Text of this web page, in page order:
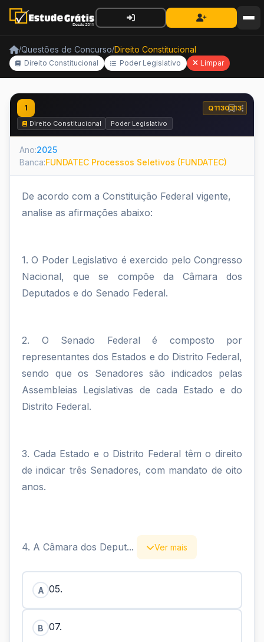
/Questões de Concurso/Direito Constitucional
Direito Constitucional Poder Legislativo Limpar
1
Q1130313
Direito Constitucional
Poder Legislativo
Ano:2025
Banca:FUNDATEC Processos Seletivos (FUNDATEC)
De acordo com a Constituição Federal vigente,
analise as afirmações abaixo:
1. O Poder Legislativo é exercido pelo Congresso
Nacional, que se compõe da Câmara dos
Deputados e do Senado Federal.
2. O Senado Federal é composto por
representantes dos Estados e do Distrito Federal,
sendo que os Senadores são indicados pelas
Assembleias Legislativas de cada Estado e do
Distrito Federal.
3. Cada Estado e o Distrito Federal têm o direito
de indicar três Senadores, com mandato de oito
anos.
4. A Câmara dos Deput... Ver mais
A 05.
B 07.